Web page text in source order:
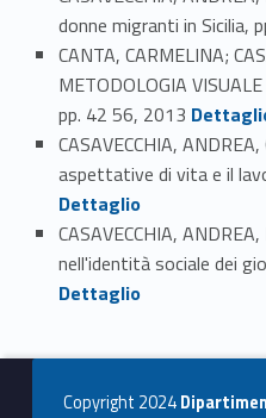
donne migranti in Sicilia,
CANTA, CARMELINA;
METODOLOGIA
pp. 42 56, 2013 Link identifier #identifier_person_83018-55
CASAVECCHIA,
aspettative di vita e il
Dettaglio
CASAVECCHIA,
nell'identità sociale dei
Dettaglio
Copyright 2024